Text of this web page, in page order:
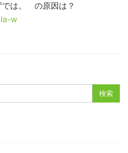
では。 の原因は？
w